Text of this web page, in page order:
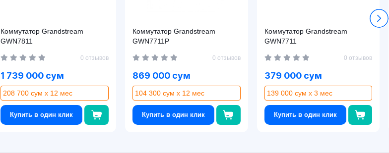
Коммутатор Grandstream
GWN7811
0 отзывов
1 739 000 сум
208 700 сум x 12 мес
Купить в один клик
Коммутатор Grandstream
GWN7711P
0 отзывов
869 000 сум
104 300 сум x 12 мес
Купить в один клик
Коммутатор Grandstream
GWN7711
0 отзывов
379 000 сум
139 000 сум x 3 мес
Купить в один клик